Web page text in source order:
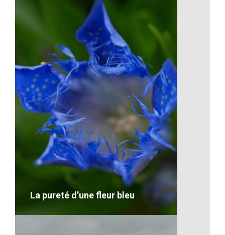
Les ponts en bois de Madagascar
La pureté d’une fleur bleu